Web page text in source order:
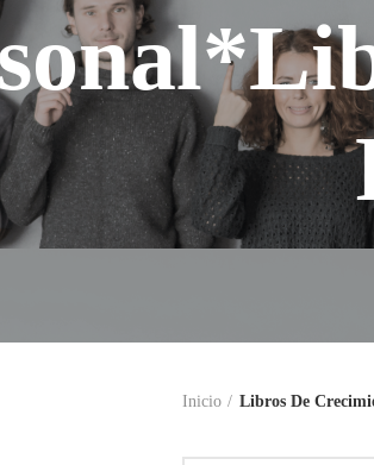
Inicio Libros De